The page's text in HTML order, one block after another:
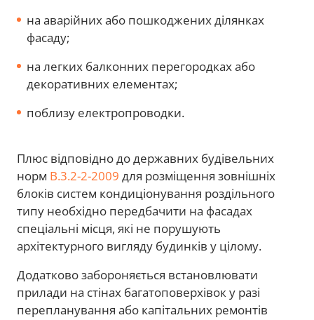
на аварійних або пошкоджених ділянках
фасаду;
на легких балконних перегородках або
декоративних елементах;
поблизу електропроводки.
Плюс відповідно до державних будівельних
норм В.3.2-2-2009 для розміщення зовнішніх
блоків систем кондиціонування роздільного
типу необхідно передбачити на фасадах
спеціальні місця, які не порушують
архітектурного вигляду будинків у цілому.
Додатково забороняється встановлювати
прилади на стінах багатоповерхівок у разі
перепланування або капітальних ремонтів